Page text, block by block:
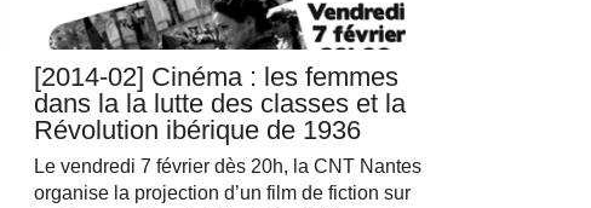
[2014-02] Cinéma : les femmes
dans la la lutte des classes et la
Révolution ibérique de 1936
Le vendredi 7 février dès 20h, la CNT Nantes
organise la projection d’un film de fiction sur